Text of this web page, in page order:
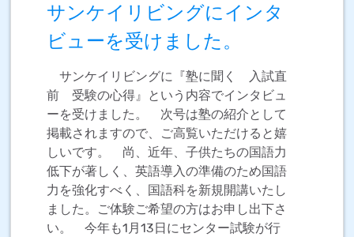
サンケイリビングにインタ
ビューを受けました。
サンケイリビングに『塾に聞く 入試直
前 受験の心得』という内容でインタビュ
ーを受けました。 次号は塾の紹介として
掲載されますので、ご高覧いただけると嬉
しいです。 尚、近年、子供たちの国語力
低下が著しく、英語導入の準備のため国語
力を強化すべく、国語科を新規開講いたし
ました。ご体験ご希望の方はお申し出下さ
い。 今年も1月13日にセンター試験が行